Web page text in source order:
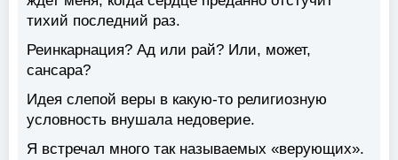
тихий последний раз.
Реинкарнация? Ад или рай? Или, может,
сансара?
Идея слепой веры в какую-то религиозную
условность внушала недоверие.
Я встречал много так называемых «верующих».